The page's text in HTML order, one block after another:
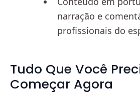
narração e
profissionais do
Tudo Que Você
Começar Agora